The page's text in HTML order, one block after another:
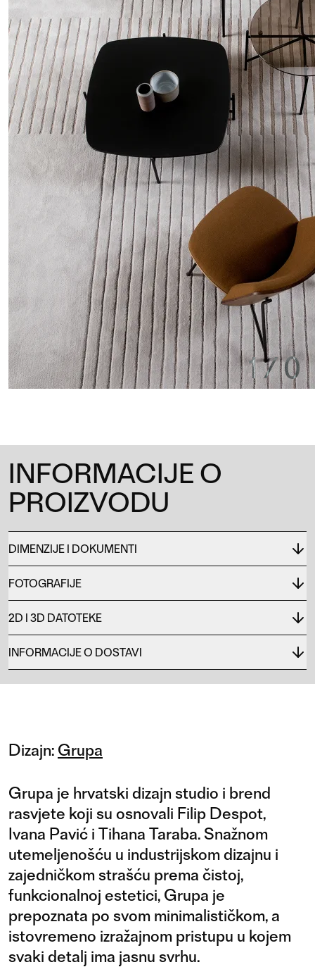
1/0
INFORMACIJE O
PROIZVODU
DIMENZIJE I DOKUMENTI
FOTOGRAFIJE
2D I 3D DATOTEKE
INFORMACIJE O DOSTAVI
Dizajn: Grupa
Grupa je hrvatski dizajn studio i brend
rasvjete koji su osnovali Filip Despot,
Ivana Pavić i Tihana Taraba. Snažnom
utemeljenošću u industrijskom dizajnu i
zajedničkom strašću prema čistoj,
funkcionalnoj estetici, Grupa je
prepoznata po svom minimalističkom, a
istovremeno izražajnom pristupu u kojem
svaki detalj ima jasnu svrhu.